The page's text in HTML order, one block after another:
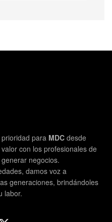
para MDC desde
con los profesionales de
negocios.
damos voz a
generaciones, brindándoles
labor.